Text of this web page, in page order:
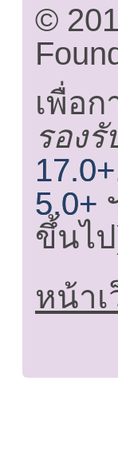
©
เพื่อ
รอง
17.0+
5.0+
ขึ้นไ
หน้า